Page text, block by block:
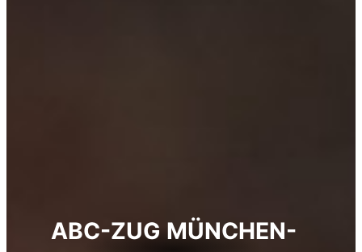
ABC-ZUG MÜNCHEN-